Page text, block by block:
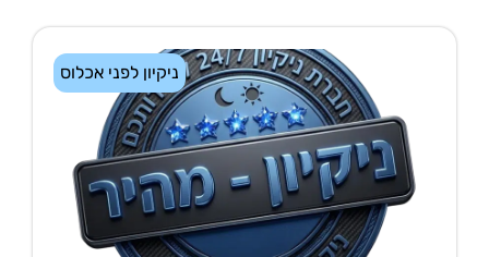
ניקיון לפני אכלוס